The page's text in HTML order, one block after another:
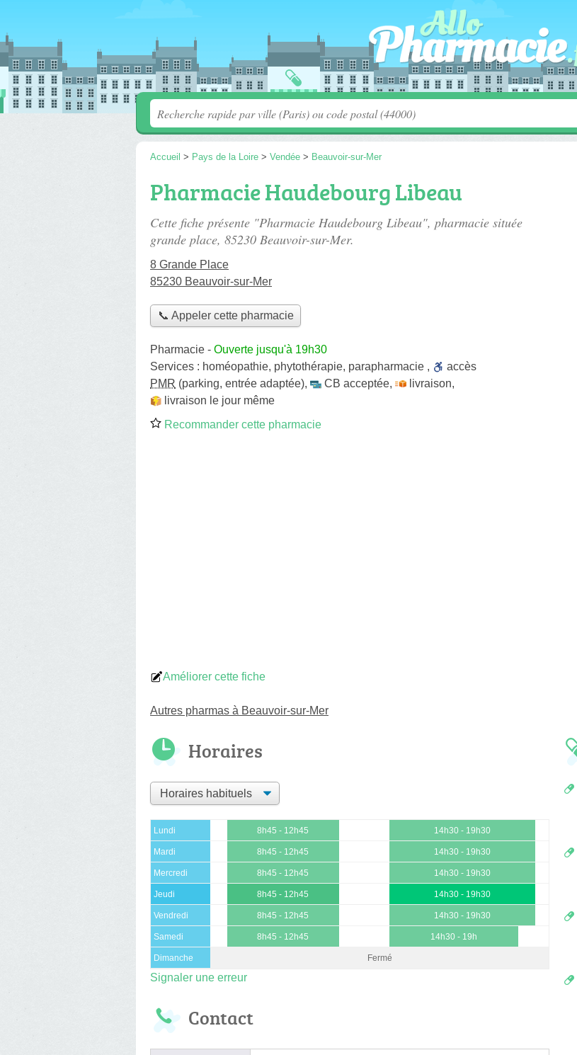
Accueil > Pays de la Loire > Vendée > Beauvoir-sur-Mer
Pharmacie Haudebourg Libeau
Cette fiche présente "Pharmacie Haudebourg Libeau", pharmacie située
grande place, 85230 Beauvoir-sur-Mer.
8 Grande Place
85230 Beauvoir-sur-Mer
📞 Appeler cette pharmacie
Pharmacie - Ouverte jusqu'à 19h30
Services : homéopathie, phytothérapie, parapharmacie ,
accès
PMR (parking, entrée adaptée), CB acceptée, livraison,
livraison le jour même
Recommander cette pharmacie
Améliorer cette fiche
Autres pharmas à Beauvoir-sur-Mer
Horaires
Lundi 8h45 - 12h45 14h30 - 19h30
Mardi 8h45 - 12h45 14h30 - 19h30
Mercredi 8h45 - 12h45 14h30 - 19h30
Jeudi 8h45 - 12h45 14h30 - 19h30
Vendredi 8h45 - 12h45 14h30 - 19h30
Samedi 8h45 - 12h45 14h30 - 19h
Dimanche Fermé
Signaler une erreur
Contact